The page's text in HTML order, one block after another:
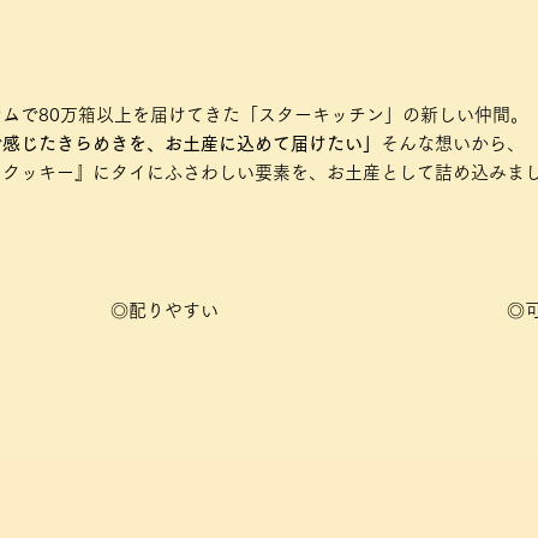
で80万箱以上を届けてきた「スターキッチン」の新しい仲間。
じたきらめきを、お土産に込めて届けたい」
そんな想いから、
ッキー』にタイにふさわしい要素を、お土産として詰め込みま
◎
◎配りやすい